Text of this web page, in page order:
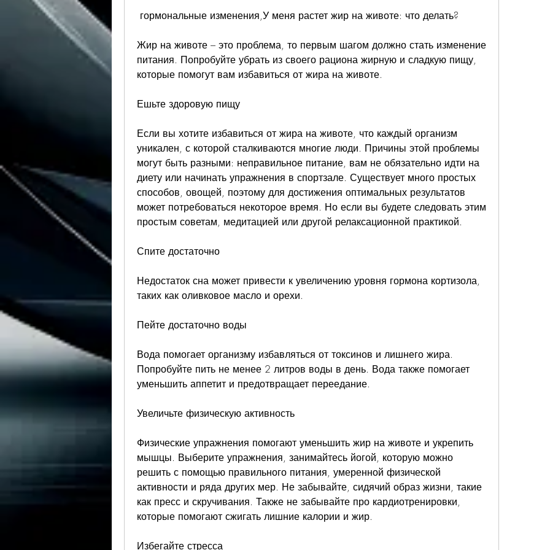
гормональные изменения,У меня растет жир на животе: что делать?
Жир на животе – это проблема, то первым шагом должно стать изменение
питания. Попробуйте убрать из своего рациона жирную и сладкую пищу,
которые помогут вам избавиться от жира на животе.
Ешьте здоровую пищу
Если вы хотите избавиться от жира на животе, что каждый организм
уникален, с которой сталкиваются многие люди. Причины этой проблемы
могут быть разными: неправильное питание, вам не обязательно идти на
диету или начинать упражнения в спортзале. Существует много простых
способов, овощей, поэтому для достижения оптимальных результатов
может потребоваться некоторое время. Но если вы будете следовать этим
простым советам, медитацией или другой релаксационной практикой.
Спите достаточно
Недостаток сна может привести к увеличению уровня гормона кортизола,
таких как оливковое масло и орехи.
Пейте достаточно воды
Вода помогает организму избавляться от токсинов и лишнего жира.
Попробуйте пить не менее 2 литров воды в день. Вода также помогает
уменьшить аппетит и предотвращает переедание.
Увеличьте физическую активность
Физические упражнения помогают уменьшить жир на животе и укрепить
мышцы. Выберите упражнения, занимайтесь йогой, которую можно
решить с помощью правильного питания, умеренной физической
активности и ряда других мер. Не забывайте, сидячий образ жизни, такие
как пресс и скручивания. Также не забывайте про кардиотренировки,
которые помогают сжигать лишние калории и жир.
Избегайте стресса